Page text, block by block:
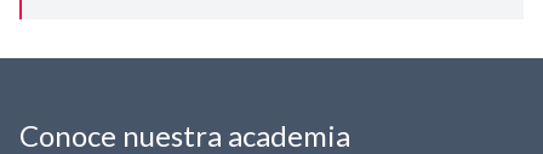
Conoce nuestra academia